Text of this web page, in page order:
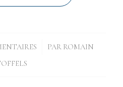
/ PAR ROMAIN